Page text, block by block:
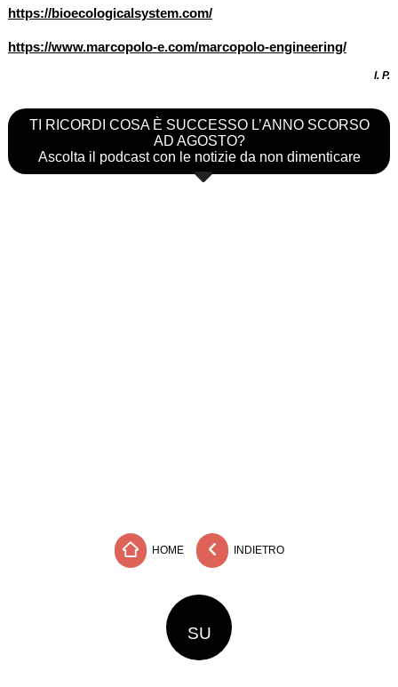
https://bioecologicalsystem.com/
https://www.marcopolo-e.com/marcopolo-engineering/
I. P.
TI RICORDI COSA È SUCCESSO L’ANNO SCORSO
AD AGOSTO?
Ascolta il podcast con le notizie da non dimenticare
HOME INDIETRO
SU